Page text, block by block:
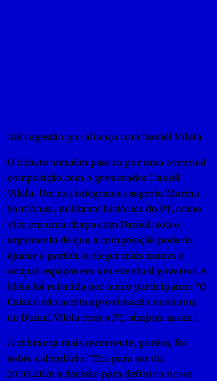
Até sugestão por aliança com Daniel VIlela
O debate também passou por uma eventual
composição com o governador Daniel
Vilela. Um dos integrantes sugeriu Marina
Sant’Anna, militante histórica do PT, como
vice em uma chapa com Daniel, sob o
argumento de que a composição poderia
ajudar o partido a eleger mais nomes e
ocupar espaços em um eventual governo. A
ideia foi rebatida por outro participante: “O
Caiado não aceita aproximação nenhuma
do Daniel Vilela com o PT, simples assim”.
A cobrança mais recorrente, porém, foi
sobre calendário. “Era para ser dia
20.05.2026 a decisão para definir o nosso